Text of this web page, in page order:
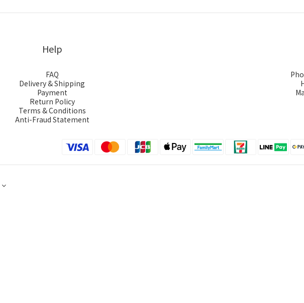
Help
FAQ
Delivery & Shipping
Payment
Return Policy
Terms & Conditions
Anti-Fraud Statement